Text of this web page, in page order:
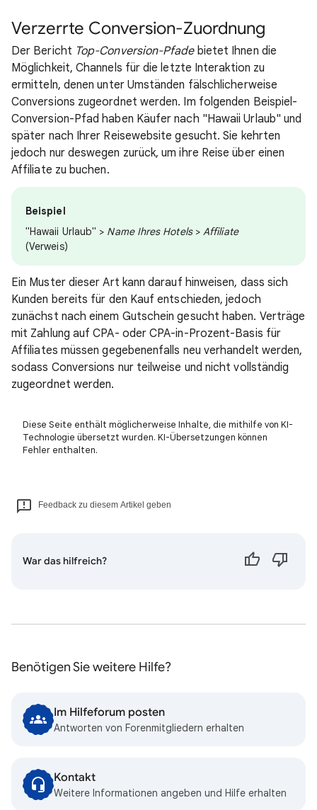
Verzerrte Conversion-Zuordnung
Der Bericht Top-Conversion-Pfadebietet Ihnen die
Möglichkeit, Channels für die letzte Interaktion zu
ermitteln, denen unter Umständen fälschlicherweise
Conversions zugeordnet werden. Im folgenden Beispiel-
Conversion-Pfad haben Käufer nach "Hawaii Urlaub" und
später nach Ihrer Reisewebsite gesucht. Sie kehrten
jedoch nur deswegen zurück, um ihre Reise über einen
Affiliate zu buchen.
Beispiel
"Hawaii Urlaub" > Name Ihres Hotels>Affiliate
(Verweis)
Ein Muster dieser Art kann darauf hinweisen, dass sich
Kunden bereits für den Kauf entschieden, jedoch
zunächst nach einem Gutschein gesucht haben. Verträge
mit Zahlung auf CPA- oder CPA-in-Prozent-Basis für
Affiliates müssen gegebenenfalls neu verhandelt werden,
sodass Conversions nur teilweise und nicht vollständig
zugeordnet werden.
Diese Seite enthält möglicherweise Inhalte, die mithilfe von KI-
Technologie übersetzt wurden. KI-Übersetzungen können
Fehler enthalten.
Feedback zu diesem Artikel geben
War das hilfreich?
Benötigen Sie weitere Hilfe?
Im Hilfeforum posten
Antworten von Forenmitgliedern erhalten
Kontakt
Weitere Informationen angeben und Hilfe erhalten